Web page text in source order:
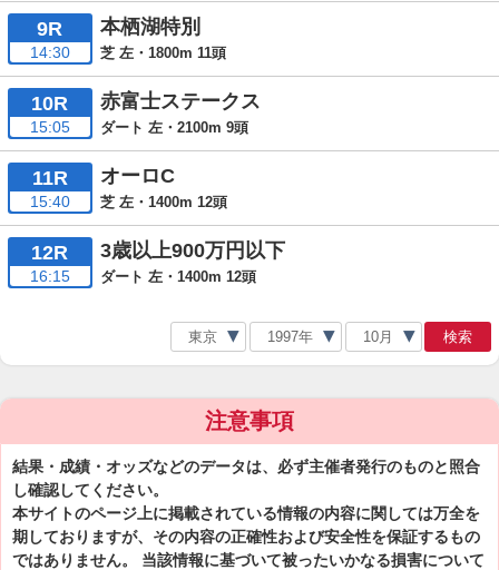
9R
14:30
本栖湖特別
芝 左・1800m 11頭
10R
15:05
赤富士ステークス
ダート 左・2100m 9頭
11R
15:40
オーロC
芝 左・1400m 12頭
12R
16:15
3歳以上900万円以下
ダート 左・1400m 12頭
検索
注意事項
結果・成績・オッズなどのデータは、必ず主催者発行のものと照合
し確認してください。
本サイトのページ上に掲載されている情報の内容に関しては万全を
期しておりますが、その内容の正確性および安全性を保証するもの
ではありません。 当該情報に基づいて被ったいかなる損害について